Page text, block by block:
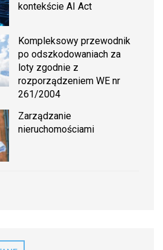
kontekście AI Act
Kompleksowy przewodnik
po odszkodowaniach za
loty zgodnie z
rozporządzeniem WE nr
261/2004
Zarządzanie
nieruchomościami